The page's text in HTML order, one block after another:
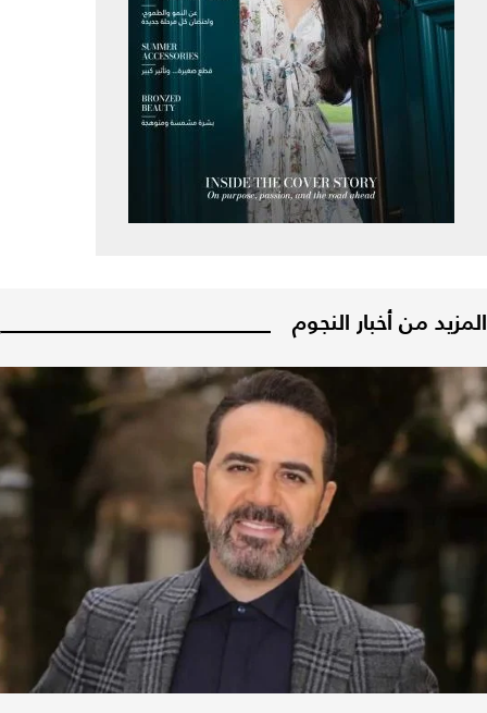
المزيد من أخبار النجوم